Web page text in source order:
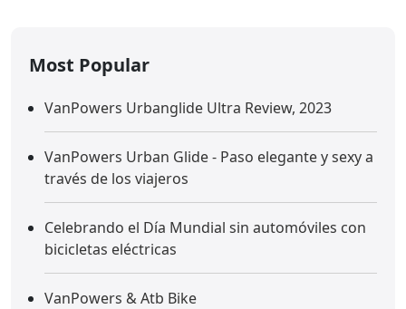
Most Popular
VanPowers Urbanglide Ultra Review, 2023
VanPowers Urban Glide - Paso elegante y sexy a
través de los viajeros
Celebrando el Día Mundial sin automóviles con
bicicletas eléctricas
VanPowers & Atb Bike